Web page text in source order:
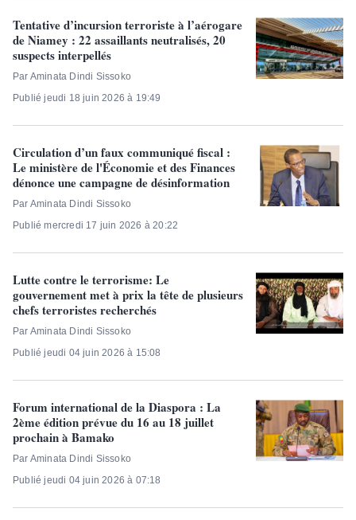
Tentative d’incursion terroriste à l’aérogare
de Niamey : 22 assaillants neutralisés, 20
suspects interpellés
Par Aminata Dindi Sissoko
Publié jeudi 18 juin 2026 à 19:49
Circulation d’un faux communiqué fiscal :
Le ministère de l'Économie et des Finances
dénonce une campagne de désinformation
Par Aminata Dindi Sissoko
Publié mercredi 17 juin 2026 à 20:22
Lutte contre le terrorisme: Le
gouvernement met à prix la tête de plusieurs
chefs terroristes recherchés
Par Aminata Dindi Sissoko
Publié jeudi 04 juin 2026 à 15:08
Forum international de la Diaspora : La
2ème édition prévue du 16 au 18 juillet
prochain à Bamako
Par Aminata Dindi Sissoko
Publié jeudi 04 juin 2026 à 07:18